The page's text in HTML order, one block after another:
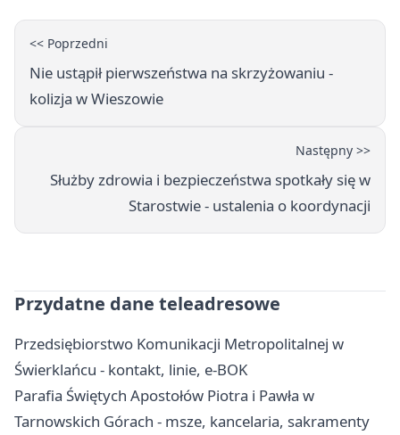
<< Poprzedni
Nie ustąpił pierwszeństwa na skrzyżowaniu -
kolizja w Wieszowie
Następny >>
Służby zdrowia i bezpieczeństwa spotkały się w
Starostwie - ustalenia o koordynacji
Przydatne dane teleadresowe
Przedsiębiorstwo Komunikacji Metropolitalnej w
Świerklańcu - kontakt, linie, e-BOK
Parafia Świętych Apostołów Piotra i Pawła w
Tarnowskich Górach - msze, kancelaria, sakramenty